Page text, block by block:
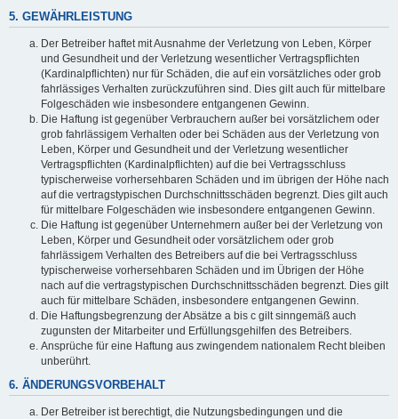
5. GEWÄHRLEISTUNG
Der Betreiber haftet mit Ausnahme der Verletzung von Leben, Körper
und Gesundheit und der Verletzung wesentlicher Vertragspflichten
(Kardinalpflichten) nur für Schäden, die auf ein vorsätzliches oder grob
fahrlässiges Verhalten zurückzuführen sind. Dies gilt auch für mittelbare
Folgeschäden wie insbesondere entgangenen Gewinn.
Die Haftung ist gegenüber Verbrauchern außer bei vorsätzlichem oder
grob fahrlässigem Verhalten oder bei Schäden aus der Verletzung von
Leben, Körper und Gesundheit und der Verletzung wesentlicher
Vertragspflichten (Kardinalpflichten) auf die bei Vertragsschluss
typischerweise vorhersehbaren Schäden und im übrigen der Höhe nach
auf die vertragstypischen Durchschnittsschäden begrenzt. Dies gilt auch
für mittelbare Folgeschäden wie insbesondere entgangenen Gewinn.
Die Haftung ist gegenüber Unternehmern außer bei der Verletzung von
Leben, Körper und Gesundheit oder vorsätzlichem oder grob
fahrlässigem Verhalten des Betreibers auf die bei Vertragsschluss
typischerweise vorhersehbaren Schäden und im Übrigen der Höhe
nach auf die vertragstypischen Durchschnittsschäden begrenzt. Dies gilt
auch für mittelbare Schäden, insbesondere entgangenen Gewinn.
Die Haftungsbegrenzung der Absätze a bis c gilt sinngemäß auch
zugunsten der Mitarbeiter und Erfüllungsgehilfen des Betreibers.
Ansprüche für eine Haftung aus zwingendem nationalem Recht bleiben
unberührt.
6. ÄNDERUNGSVORBEHALT
Der Betreiber ist berechtigt, die Nutzungsbedingungen und die